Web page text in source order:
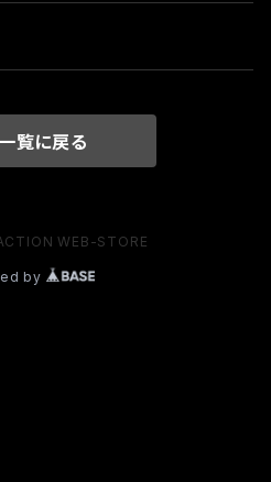
覧に戻る
WEB-STORE
by